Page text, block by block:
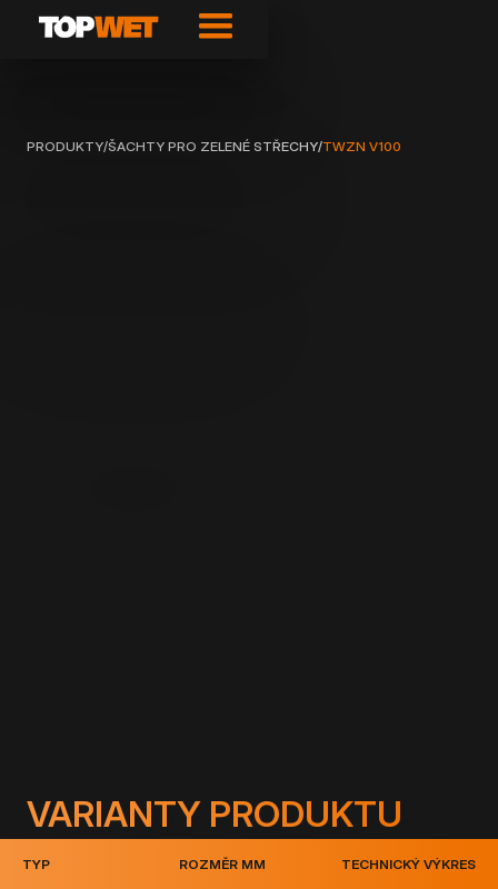
PRODUKTY/ŠACHTY PRO ZELENÉ STŘECHY/TWZN V100
VARIANTY PRODUKTU
TYP ROZMĚR MM TECHNICKÝ VÝKRES